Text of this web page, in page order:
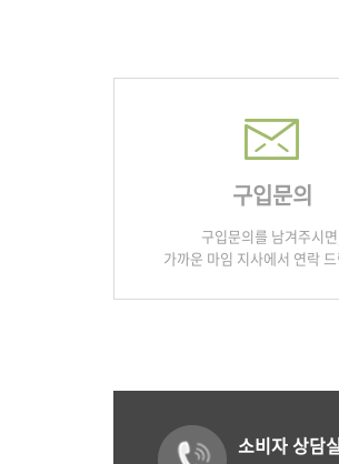
구입문의
구입문의를 남겨주시
가까운 마임 지사에서 연락
소비자 상담